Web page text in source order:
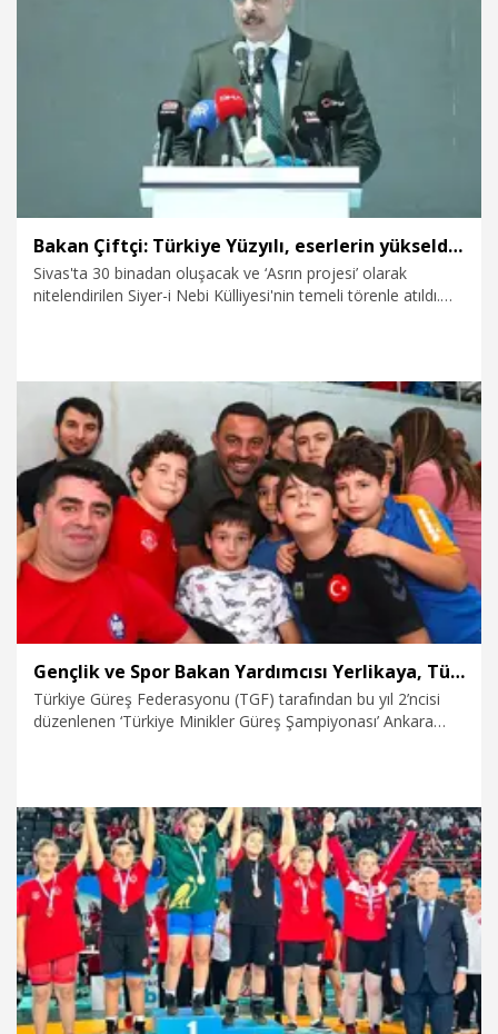
Bakan Çiftçi: Türkiye Yüzyılı, eserlerin yükseldiği kadar şahsiyetlerin de yetiştiği asır olacak
Sivas'ta 30 binadan oluşacak ve ‘Asrın projesi’ olarak
nitelendirilen Siyer-i Nebi Külliyesi'nin temeli törenle atıldı.
30.07.2026 Politika
Gençlik ve Spor Bakan Yardımcısı Yerlikaya, Türkiye Minikler Güreş Şampiyonası’nı takip etti
Türkiye Güreş Federasyonu (TGF) tarafından bu yıl 2’ncisi
düzenlenen ‘Türkiye Minikler Güreş Şampiyonası’ Ankara
2040’da yarışacak çocuklar şu anda burada yarışıyor. Bunlar
2036'nın ve 2040'ın provası. Buradaki çocukların gözündeki
ışığı, enerjiyi görüyoruz ve destekliyoruz” dedi.
23.07.2026 Spor